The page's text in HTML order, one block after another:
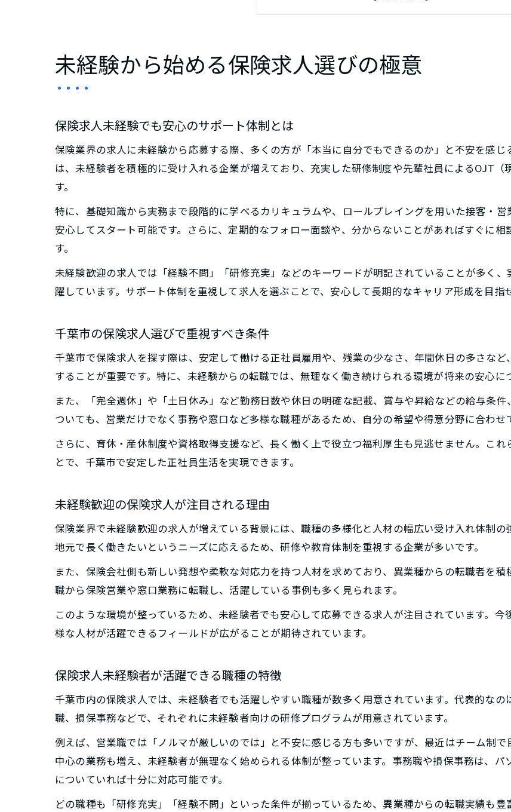
保険求人未経験者が活躍できる職種の特徴
安定正社員を目指す千葉市での転職戦略
保険求人未経験でも安定正社員を目指せる
千葉市内で選ぶべき保険求人の特徴とは
千葉市で保険求人を選ぶ際の研修内容の違
千葉市の保険求人でスキルアップできる仕
未経験歓迎の保険求人で得られる福利厚生
千葉県千葉市で選ぶ保険求人の安心材料
保険求人未経験でもキャリアアップが可能
千葉市の保険求人でスキルを磨くポイント
保険求人未経験者が知っておくべき条件
未経験者が保険求人で重視する就業条件
千葉市の保険求人に多い未経験歓迎の条件
保険求人未経験者に求められるスキルとは
安心して働ける保険求人のチェックポイント
未経験から始める保険求人選びの極意
保険求人未経験でも安心のサポート体制とは
保険業界の求人に未経験から応募する際、多くの方が「本当に自分でもできるのか」と不安を感
は、未経験者を積極的に受け入れる企業が増えており、充実した研修制度や先輩社員によるOJT
す。
特に、基礎知識から実務まで段階的に学べるカリキュラムや、ロールプレイングを用いた接客・
安心してスタート可能です。さらに、定期的なフォロー面談や、分からないことがあればすぐに
す。
未経験歓迎の求人では「経験不問」「研修充実」などのキーワードが明記されていることが多く
躍しています。サポート体制を重視して求人を選ぶことで、安心して長期的なキャリア形成を目指
千葉市の保険求人選びで重視すべき条件
千葉市で保険求人を探す際は、安定して働ける正社員雇用や、残業の少なさ、年間休日の多さな
することが重要です。特に、未経験からの転職では、無理なく働き続けられる環境が将来の安心に
また、「完全週休」や「土日休み」など勤務日数や休日の明確な記載、賞与や昇給などの給与条
ついても、営業だけでなく事務や窓口など多様な職種があるため、自分の希望や得意分野に合わせ
さらに、育休・産休制度や資格取得支援など、長く働く上で役立つ福利厚生も見逃せません。こ
とで、千葉市で安定した正社員生活を実現できます。
未経験歓迎の保険求人が注目される理由
保険業界で未経験歓迎の求人が増えている背景には、職種の多様化と人材の幅広い受け入れ体制の
地元で長く働きたいというニーズに応えるため、研修や教育体制を重視する企業が多いです。
また、保険会社側も新しい発想や柔軟な対応力を持つ人材を求めており、異業種からの転職者を
職から保険営業や窓口業務に転職し、活躍している事例も多く見られます。
このような環境が整っているため、未経験者でも安心して応募できる求人が注目されています。
様な人材が活躍できるフィールドが広がることが期待されています。
保険求人未経験者が活躍できる職種の特徴
千葉市内の保険求人では、未経験者でも活躍しやすい職種が数多く用意されています。代表的な
職、損保事務などで、それぞれに未経験者向けの研修プログラムが用意されています。
例えば、営業職では「ノルマが厳しいのでは」と不安に感じる方も多いですが、最近はチーム制
中心の業務も増え、未経験者が無理なく始められる体制が整っています。事務職や損保事務は、
についていれば十分に対応可能です。
どの職種も「研修充実」「経験不問」といった条件が揃っているため、異業種からの転職実績も
ご応募はこちら
ご応募はこちら